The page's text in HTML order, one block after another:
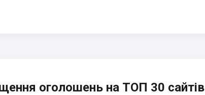
оголошень на ТОП 30 сайтів